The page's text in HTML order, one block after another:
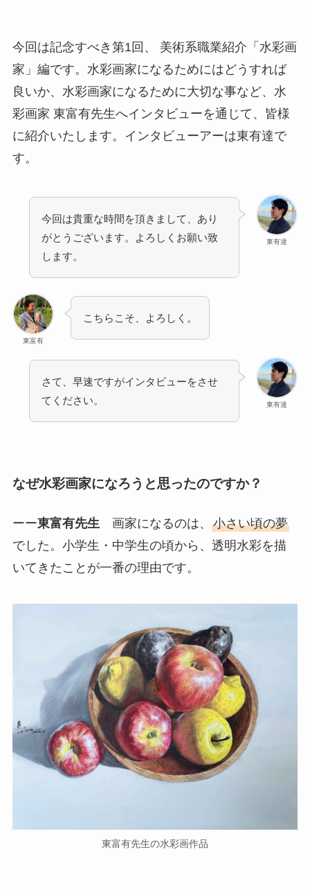
今回は記念すべき第1回、 美術系職業紹介「水彩画
家」編です。水彩画家になるためにはどうすれば
良いか、水彩画家になるために大切な事など、水
彩画家 東富有先生へインタビューを通じて、皆様
に紹介いたします。インタビューアーは東有達で
す。
東有達
今回は貴重な時間を頂きまして、あり
がとうございます。よろしくお願い致
します。
東富有
こちらこそ、よろしく。
東有達
さて、早速ですがインタビューをさせ
てください。
なぜ水彩画家になろうと思ったのですか？
ーー東富有先生 画家になるのは、 小さい頃の夢
でした。小学生・中学生の頃から、透明水彩を描
いてきたことが一番の理由です。
東富有先生の水彩画作品